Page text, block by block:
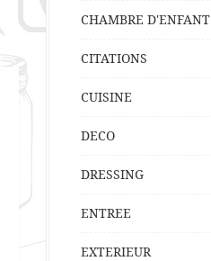
CHAMBRE D'ENFANT
CITATIONS
CUISINE
DECO
DRESSING
ENTREE
EXTERIEUR